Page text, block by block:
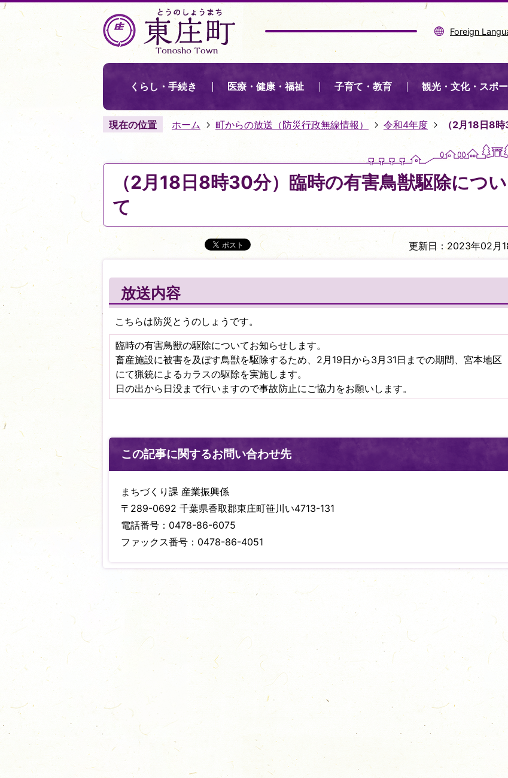
Foreign
くらし・手続き 医療・健康・福祉 子育て・教育 観光・文化・スポ
現在の位置 ホーム 町からの放送（防災行政無線情報） 令和4年度 （2月18日8
（2月18日8時30分）臨時の有害鳥獣駆除につい
て
更新日：2023年02月
放送内容
こちらは防災とうのしょうです。
臨時の有害鳥獣の駆除についてお知らせします。
畜産施設に被害を及ぼす鳥獣を駆除するため、2月19日から3月31日までの期間、宮本地区
にて猟銃によるカラスの駆除を実施します。
日の出から日没まで行いますので事故防止にご協力をお願いします。
この記事に関するお問い合わせ先
まちづくり課 産業振興係
〒289-0692 千葉県香取郡東庄町笹川い4713-131
電話番号：0478-86-6075
ファックス番号：0478-86-4051